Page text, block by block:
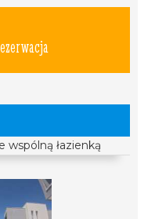
wspólną łazienką